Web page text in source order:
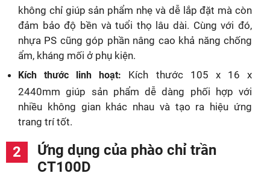
không chỉ giúp sản phẩm nhẹ và dễ lắp đặt mà còn
đảm bảo độ bền và tuổi thọ lâu dài. Cùng với đó,
nhựa PS cũng góp phần nâng cao khả năng chống
ẩm, kháng mối ở phụ kiện.
Kích thước linh hoạt: Kích thước 105 x 16 x
2440mm giúp sản phẩm dễ dàng phối hợp với
nhiều không gian khác nhau và tạo ra hiệu ứng
trang trí tốt.
Ứng dụng của phào chỉ trần
CT100D